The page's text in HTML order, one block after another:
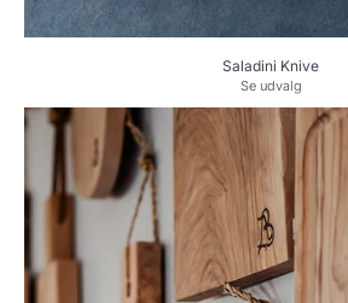
Saladini Knive
Se udvalg